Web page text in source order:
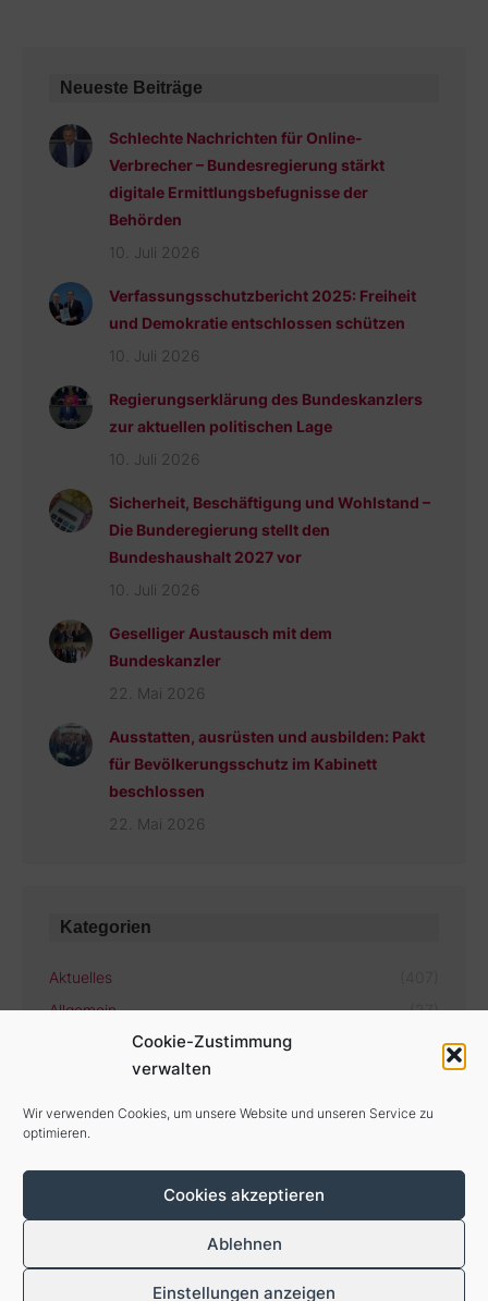
Cookie-Zustimmung
verwalten
Wir verwenden Cookies, um unsere Website und unseren Service zu
optimieren.
Cookies akzeptieren
Ablehnen
Einstellungen anzeigen
Neueste Beiträge
Schlechte Nachrichten für Online-
Verbrecher – Bundesregierung stärkt
digitale Ermittlungsbefugnisse der
Behörden
10. Juli 2026
Verfassungsschutzbericht 2025: Freiheit
und Demokratie entschlossen schützen
10. Juli 2026
Regierungserklärung des Bundeskanzlers
zur aktuellen politischen Lage
10. Juli 2026
Sicherheit, Beschäftigung und Wohlstand –
Die Bunderegierung stellt den
Bundeshaushalt 2027 vor
10. Juli 2026
Geselliger Austausch mit dem
Bundeskanzler
22. Mai 2026
Ausstatten, ausrüsten und ausbilden: Pakt
für Bevölkerungsschutz im Kabinett
beschlossen
22. Mai 2026
Kategorien
Aktuelles
Allgemein
(27)
Aktuelle Termine